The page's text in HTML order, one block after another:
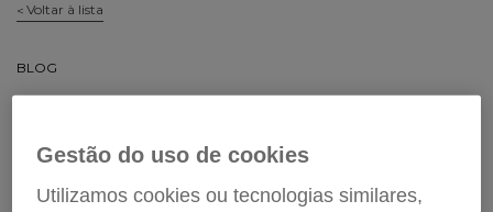
Voltar à lista
BLOG
(18 de janeiro)
Gestão do uso de cookies
Utilizamos cookies ou tecnologias similares,